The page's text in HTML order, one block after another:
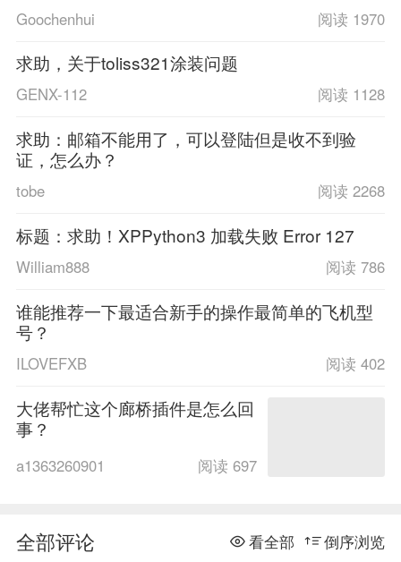
Goochenhui 阅读 1970
求助，关于toliss321涂装问题
GENX-112 阅读 1128
求助：邮箱不能用了，可以登陆但是收不到验
证，怎么办？
tobe 阅读 2268
标题：求助！XPPython3 加载失败 Error 127
William888 阅读 786
谁能推荐一下最适合新手的操作最简单的飞机型
号？
ILOVEFXB 阅读 402
大佬帮忙这个廊桥插件是怎么回
事？
a1363260901 阅读 697
全部评论 倒序浏览
看全部